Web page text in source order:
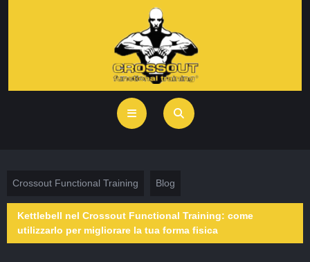
Crossout Functional Training Blog
Kettlebell nel Crossout Functional Training: come
utilizzarlo per migliorare la tua forma fisica